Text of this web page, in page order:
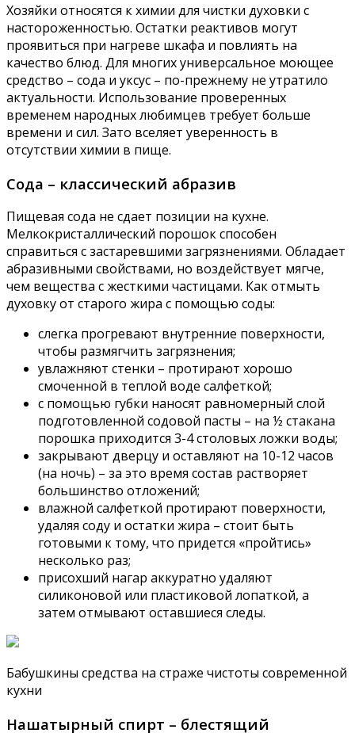
Хозяйки относятся к химии для чистки духовки с
настороженностью. Остатки реактивов могут
проявиться при нагреве шкафа и повлиять на
качество блюд. Для многих универсальное моющее
средство – сода и уксус – по-прежнему не утратило
актуальности. Использование проверенных
временем народных любимцев требует больше
времени и сил. Зато вселяет уверенность в
отсутствии химии в пище.
Сода – классический абразив
Пищевая сода не сдает позиции на кухне.
Мелкокристаллический порошок способен
справиться с застаревшими загрязнениями. Обладает
абразивными свойствами, но воздействует мягче,
чем вещества с жесткими частицами. Как отмыть
духовку от старого жира с помощью соды:
слегка прогревают внутренние поверхности,
чтобы размягчить загрязнения;
увлажняют стенки – протирают хорошо
смоченной в теплой воде салфеткой;
с помощью губки наносят равномерный слой
подготовленной содовой пасты – на ½ стакана
порошка приходится 3-4 столовых ложки воды;
закрывают дверцу и оставляют на 10-12 часов
(на ночь) – за это время состав растворяет
большинство отложений;
влажной салфеткой протирают поверхности,
удаляя соду и остатки жира – стоит быть
готовыми к тому, что придется «пройтись»
несколько раз;
присохший нагар аккуратно удаляют
силиконовой или пластиковой лопаткой, а
затем отмывают оставшиеся следы.
Бабушкины средства на страже чистоты современной
кухни
Нашатырный спирт – блестящий